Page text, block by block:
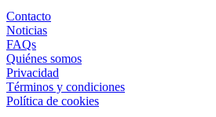
Contacto
Noticias
FAQs
Quiénes somos
Privacidad
Términos y condiciones
Política de cookies